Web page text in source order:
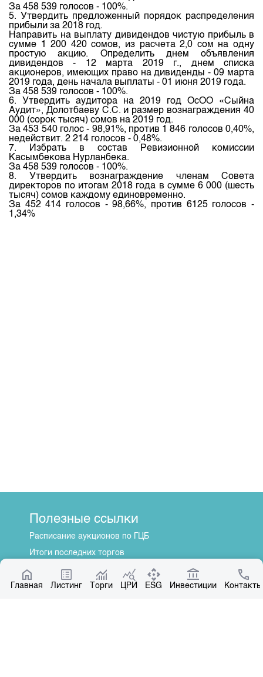
Результаты аукционов по депозитам
Главная Листинг Торги ЦРИ ESG Инвестиции Контакты
За 458 539 голосов - 100%.
5. Утвердить предложенный порядок распределения
прибыли за 2018 год.
Направить на выплату дивидендов чистую прибыль в
сумме 1 200 420 сомов, из расчета 2,0 сом на одну
простую акцию. Определить днем объявления
дивидендов - 12 марта 2019 г., днем списка
акционеров, имеющих право на дивиденды - 09 марта
2019 года, день начала выплаты - 01 июня 2019 года.
За 458 539 голосов - 100%.
6. Утвердить аудитора на 2019 год ОсОО «Сыйна
Аудит», Долотбаеву С.С. и размер вознаграждения 40
000 (сорок тысяч) сомов на 2019 год.
За 453 540 голос - 98,91%, против 1 846 голосов 0,40%,
недействит. 2 214 голосов - 0,48%.
7. Избрать в состав Ревизионной комиссии
Касымбекова Нурланбека.
За 458 539 голосов - 100%.
8. Утвердить вознаграждение членам Совета
директоров по итогам 2018 года в сумме 6 000 (шесть
тысяч) сомов каждому единовременно.
За 452 414 голосов - 98,66%, против 6125 голосов -
1,34%
Полезные ссылки
Расписание аукционов по ГЦБ
Итоги последних торгов
Котировки по ЦБ
Центр раскрытия информации